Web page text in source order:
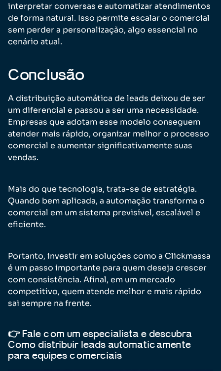
interpretar conversas e automatizar atendimentos
de forma natural. Isso permite escalar o comercial
sem perder a personalização, algo essencial no
cenário atual.
Conclusão
A distribuição automática de leads deixou de ser
um diferencial e passou a ser uma necessidade.
Empresas que adotam esse modelo conseguem
atender mais rápido, organizar melhor o processo
comercial e aumentar significativamente suas
vendas.
Mais do que tecnologia, trata-se de estratégia.
Quando bem aplicada, a automação transforma o
comercial em um sistema previsível, escalável e
eficiente.
Portanto, investir em soluções como a Clickmassa
é um passo importante para quem deseja crescer
com consistência. Afinal, em um mercado
competitivo, quem atende melhor e mais rápido
sai sempre na frente.
👉 Fale com um especialista e descubra
Como distribuir leads automaticamente
para equipes comerciais